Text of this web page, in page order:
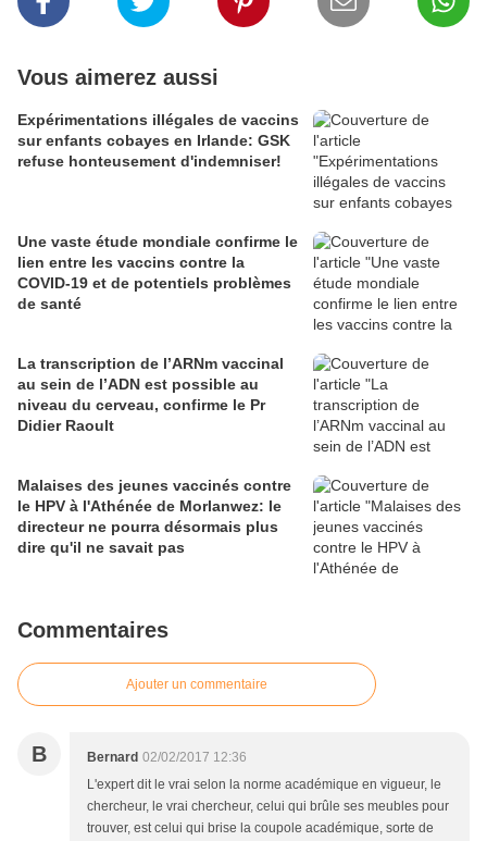
Vous aimerez aussi
Expérimentations illégales de vaccins
sur enfants cobayes en Irlande: GSK
refuse honteusement d'indemniser!
Une vaste étude mondiale confirme le
lien entre les vaccins contre la
COVID-19 et de potentiels problèmes
de santé
La transcription de l’ARNm vaccinal
au sein de l’ADN est possible au
niveau du cerveau, confirme le Pr
Didier Raoult
Malaises des jeunes vaccinés contre
le HPV à l'Athénée de Morlanwez: le
directeur ne pourra désormais plus
dire qu'il ne savait pas
Commentaires
Ajouter un commentaire
B Bernard 02/02/2017 12:36
L'expert dit le vrai selon la norme académique en vigueur, le
chercheur, le vrai chercheur, celui qui brûle ses meubles pour
trouver, est celui qui brise la coupole académique, sorte de